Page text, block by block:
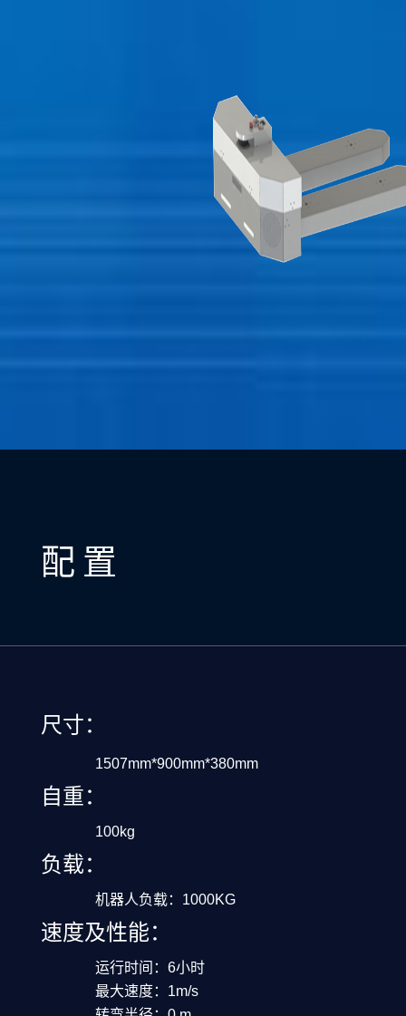
配置
尺寸：
1507mm*900mm*380mm
自重：
100kg
负载：
机器人负载：1000KG
速度及性能：
运行时间：6小时
最大速度：1m/s